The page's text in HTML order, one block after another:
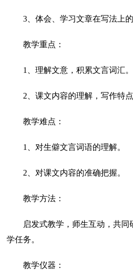
3、体会、学习文章在写法上的
教学重点：
1、理解文意，积累文言词汇。
2、课文内容的理解，写作特点
教学难点：
1、对生僻文言词语的理解。
2、对课文内容的准确把握。
教学方法：
启发式教学，师生互动，共同
学任务。
教学仪器：